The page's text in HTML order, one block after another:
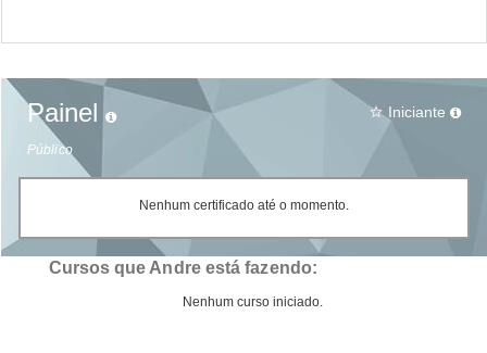
Painel
Público
star_border Iniciante
Nenhum certificado até o momento.
Cursos que Andre está fazendo:
Nenhum curso iniciado.